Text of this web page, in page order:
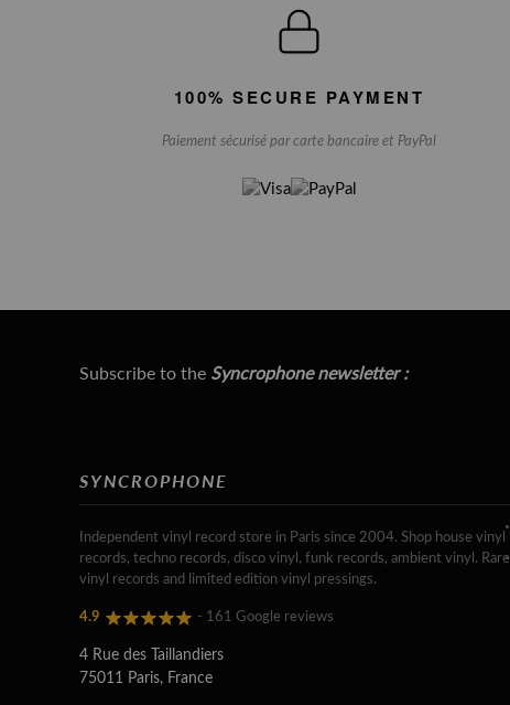
100% SECURE PAYMENT
Paiement sécurisé par carte bancaire et PayPal
Subscribe to the Syncrophone newsletter :
SYNCROPHONE
Independent vinyl record store in Paris since 2004. Shop house vinyl
records, techno records, disco vinyl, funk records, ambient vinyl. Rare
vinyl records and limited edition vinyl pressings.
4.9 - 161 Google reviews
4 Rue des Taillandiers
75011 Paris, France